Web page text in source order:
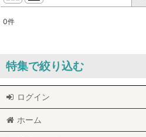
並び順:
0件
特集で絞り込む
セール品
訳あり商品
ログイン
ホーム